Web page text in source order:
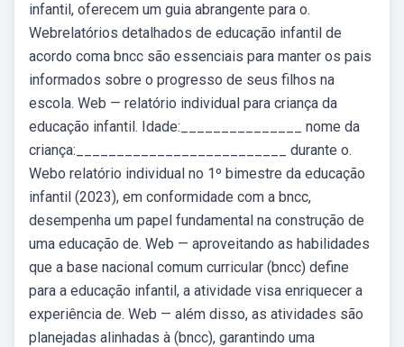
infantil, oferecem um guia abrangente para o.
Webrelatórios detalhados de educação infantil de
acordo coma bncc são essenciais para manter os pais
informados sobre o progresso de seus filhos na
escola. Web — relatório individual para criança da
educação infantil. Idade:_______________ nome da
criança:__________________________ durante o.
Webo relatório individual no 1º bimestre da educação
infantil (2023), em conformidade com a bncc,
desempenha um papel fundamental na construção de
uma educação de. Web — aproveitando as habilidades
que a base nacional comum curricular (bncc) define
para a educação infantil, a atividade visa enriquecer a
experiência de. Web — além disso, as atividades são
planejadas alinhadas à (bncc), garantindo uma